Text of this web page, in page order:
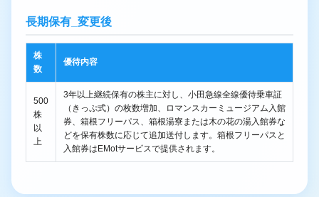
長期保有_変更後
株
数
優待内容
500
株
以
上
3年以上継続保有の株主に対し、小田急線全線優待乗車証
（きっぷ式）の枚数増加、ロマンスカーミュージアム入館
券、箱根フリーパス、箱根湯寮または木の花の湯入館券な
どを保有株数に応じて追加送付します。箱根フリーパスと
入館券はEMotサービスで提供されます。